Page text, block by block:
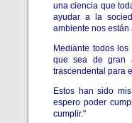
una ciencia que
ayudar a la
ambiente nos están
Mediante todos
que sea de gran
trascendental para
Estos han sido
espero poder
cumplir."